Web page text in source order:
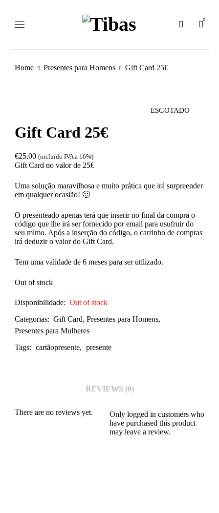
0
Home Presentes para Homens Gift Card 25€
ESGOTADO
Gift Card 25€
€25,00 (incluído IVA a 16%)
Gift Card no valor de 25€
Uma solução maravilhosa e muito prática que irá surpreender
em qualquer ocasião! 🙂
O presenteado apenas terá que inserir no final da compra o
código que lhe irá ser fornecido por email para usufruir do
seu mimo. Após a inserção do código, o carrinho de compras
irá deduzir o valor do Gift Card.
Tem uma validade de 6 meses para ser utilizado.
Out of stock
Disponibilidade: Out of stock
Categorias: Gift Card, Presentes para Homens,
Presentes para Mulheres
Tags: cartãopresente, presente
REVIEWS (0)
There are no reviews yet.
Only logged in customers who
have purchased this product
may leave a review.